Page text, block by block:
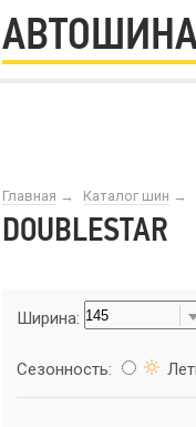
Главная → Каталог шин →
DOUBLESTAR
Ширина:
Сезонность: